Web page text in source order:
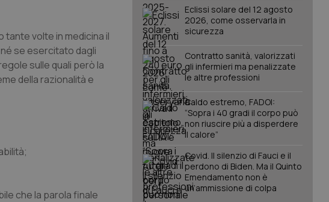
tante volte in medicina il
se esercitato dagli
sulle quali però la
della razionalità e
che la parola finale
Eclissi solare del 12 agosto
2026, come osservarla in
sicurezza
Contratto sanità, valorizzati
gli infermieri ma penalizzate
le altre professioni
Caldo estremo, FADOI:
“Sopra i 40 gradi il corpo può
non riuscire più a disperdere
il calore”
Covid. Il silenzio di Fauci e il
perdono di Biden. Ma il Quinto
Emendamento non è
un’ammissione di colpa